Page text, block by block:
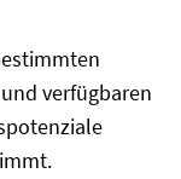
verfügbaren